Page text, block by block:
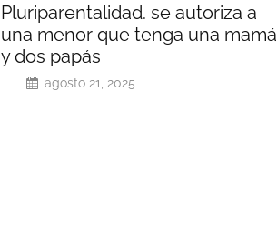
Pluriparentalidad. se autoriza a
una menor que tenga una mamá
y dos papás
agosto 21, 2025